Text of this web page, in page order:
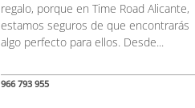
regalo, porque en Time Road Alicante,
estamos seguros de que encontrarás
algo perfecto para ellos. Desde...
966 793 955